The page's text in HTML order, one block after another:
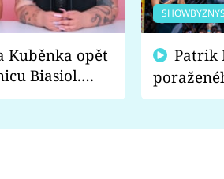
Kuběnka opět
Biasiol.
falešná a
SHOWBYZNYS
fanoušci